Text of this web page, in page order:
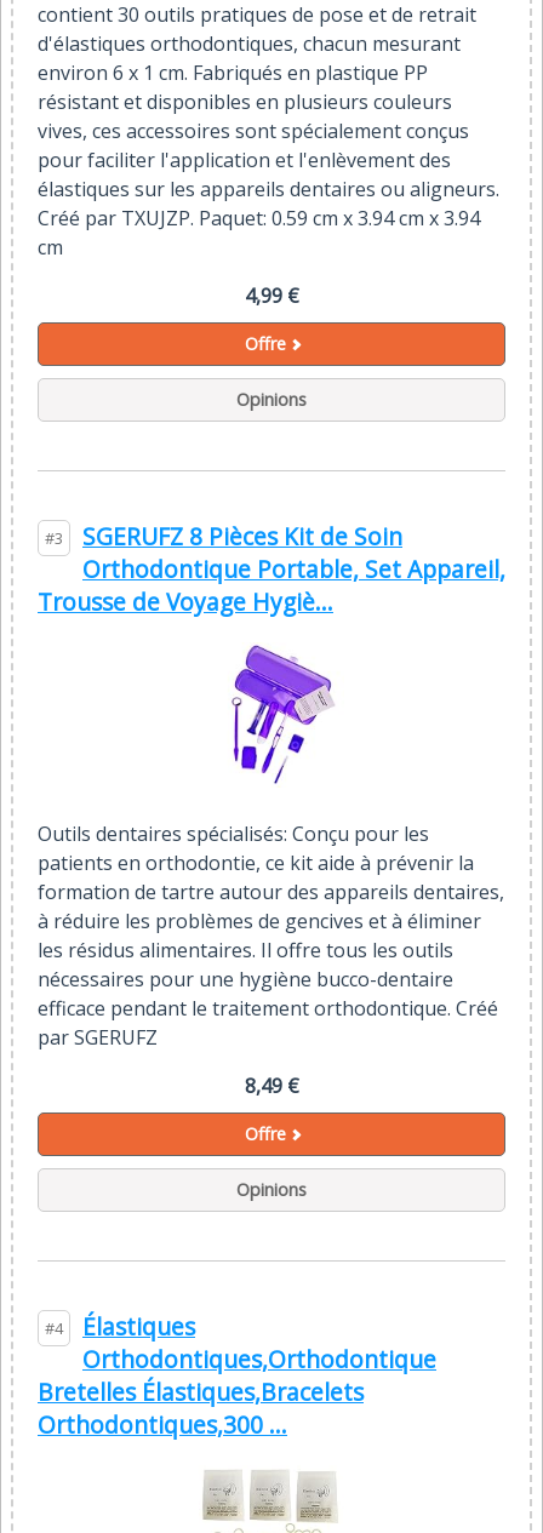
contient 30 outils pratiques de pose et de retrait
d'élastiques orthodontiques, chacun mesurant
environ 6 x 1 cm. Fabriqués en plastique PP
résistant et disponibles en plusieurs couleurs
vives, ces accessoires sont spécialement conçus
pour faciliter l'application et l'enlèvement des
élastiques sur les appareils dentaires ou aligneurs.
Créé par TXUJZP. Paquet: 0.59 cm x 3.94 cm x 3.94
cm
4,99 €
Offre
Opinions
#3
SGERUFZ 8 Pièces Kit de Soin
Orthodontique Portable, Set Appareil,
Trousse de Voyage Hygiè...
Outils dentaires spécialisés: Conçu pour les
patients en orthodontie, ce kit aide à prévenir la
formation de tartre autour des appareils dentaires,
à réduire les problèmes de gencives et à éliminer
les résidus alimentaires. Il offre tous les outils
nécessaires pour une hygiène bucco-dentaire
efficace pendant le traitement orthodontique. Créé
par SGERUFZ
8,49 €
Offre
Opinions
#4
Élastiques
Orthodontiques,Orthodontique
Bretelles Élastiques,Bracelets
Orthodontiques,300 ...